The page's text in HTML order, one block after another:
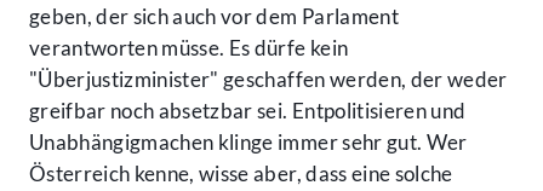
geben, der sich auch vor dem Parlament
verantworten müsse. Es dürfe kein
"Überjustizminister" geschaffen werden, der weder
greifbar noch absetzbar sei. Entpolitisieren und
Unabhängigmachen klinge immer sehr gut. Wer
Österreich kenne, wisse aber, dass eine solche